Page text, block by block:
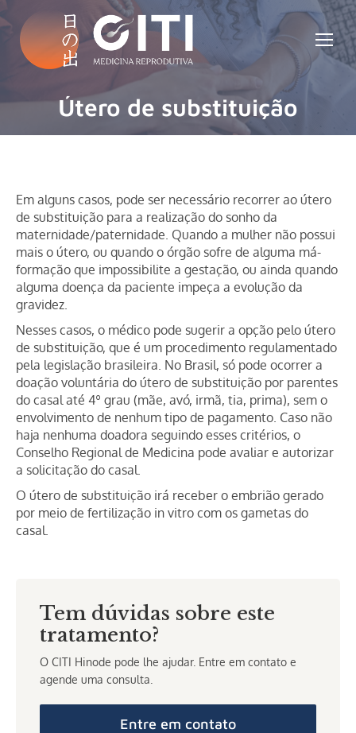
Útero de substituição
Você está aqui:
Em alguns casos, pode ser necessário recorrer ao útero
de substituição para a realização do sonho da
maternidade/paternidade. Quando a mulher não possui
mais o útero, ou quando o órgão sofre de alguma má-
formação que impossibilite a gestação, ou ainda quando
alguma doença da paciente impeça a evolução da
gravidez.
Nesses casos, o médico pode sugerir a opção pelo útero
de substituição, que é um procedimento regulamentado
pela legislação brasileira. No Brasil, só pode ocorrer a
doação voluntária do útero de substituição por parentes
do casal até 4º grau (mãe, avó, irmã, tia, prima), sem o
envolvimento de nenhum tipo de pagamento. Caso não
haja nenhuma doadora seguindo esses critérios, o
Conselho Regional de Medicina pode avaliar e autorizar
a solicitação do casal.
O útero de substituição irá receber o embrião gerado
por meio de fertilização in vitro com os gametas do
casal.
Tem dúvidas sobre este
tratamento?
O CITI Hinode pode lhe ajudar. Entre em contato e
agende uma consulta.
Entre em contato